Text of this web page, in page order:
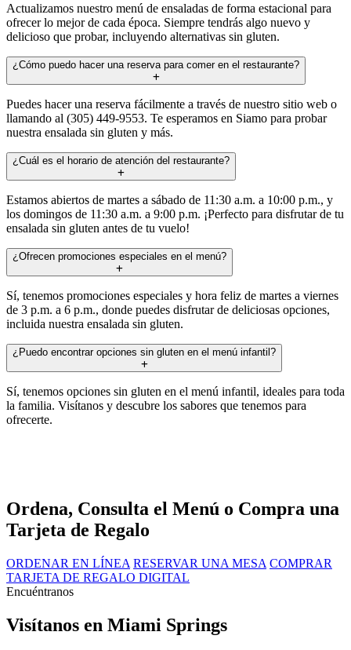
Actualizamos nuestro menú de ensaladas de forma estacional para
ofrecer lo mejor de cada época. Siempre tendrás algo nuevo y
delicioso que probar, incluyendo alternativas sin gluten.
¿Cómo puedo hacer una reserva para comer en el restaurante?
Puedes hacer una reserva fácilmente a través de nuestro sitio web o
llamando al (305) 449-9553. Te esperamos en Siamo para probar
nuestra ensalada sin gluten y más.
¿Cuál es el horario de atención del restaurante?
Estamos abiertos de martes a sábado de 11:30 a.m. a 10:00 p.m., y
los domingos de 11:30 a.m. a 9:00 p.m. ¡Perfecto para disfrutar de tu
ensalada sin gluten antes de tu vuelo!
¿Ofrecen promociones especiales en el menú?
Sí, tenemos promociones especiales y hora feliz de martes a viernes
de 3 p.m. a 6 p.m., donde puedes disfrutar de deliciosas opciones,
incluida nuestra ensalada sin gluten.
¿Puedo encontrar opciones sin gluten en el menú infantil?
Sí, tenemos opciones sin gluten en el menú infantil, ideales para toda
la familia. Visítanos y descubre los sabores que tenemos para
ofrecerte.
Ordena, Consulta el Menú o Compra una
Tarjeta de Regalo
ORDENAR EN LÍNEA RESERVAR UNA MESA COMPRAR
TARJETA DE REGALO DIGITAL
Encuéntranos
Visítanos en Miami Springs